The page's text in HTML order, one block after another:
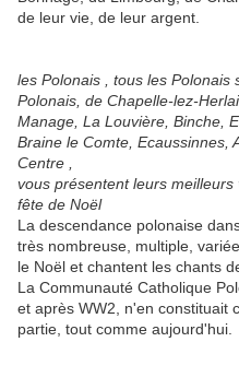
de leur vie, de leur argent.
les Polonais , tous les Polonais
Polonais, de Chapelle-lez-
Manage, La Louvière, Binche,
Braine le Comte, Ecaussinnes,
Centre ,
vous présentent leurs
fête de Noël
La descendance polonaise
très nombreuse, multiple,
le Noël et chantent les chants
La Communauté Catholique
et après WW2, n'en constituait
partie, tout comme aujourd'hui.